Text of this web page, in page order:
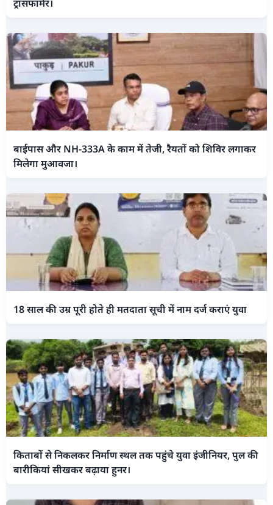
ट्रांसफार्मर।
बाईपास और NH-333A के काम में तेजी, रैयतों को शिविर लगाकर
मिलेगा मुआवजा।
18 साल की उम्र पूरी होते ही मतदाता सूची में नाम दर्ज कराएं युवा
किताबों से निकलकर निर्माण स्थल तक पहुंचे युवा इंजीनियर, पुल की
बारीकियां सीखकर बढ़ाया हुनर।